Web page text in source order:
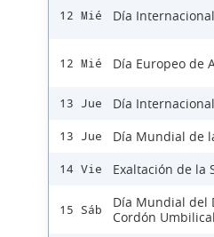
12 Mié Día
12 Mié Día Europeo de
13 Jue Día
13 Jue Día Mundial de
14 Vie Exaltación de la
15 Sáb
Día Mundial del
Cordón Umbilical